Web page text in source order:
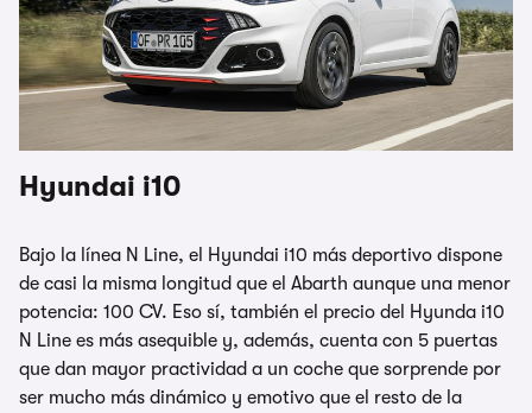
Hyundai i10
Bajo la línea N Line, el Hyundai i10 más deportivo dispone
de casi la misma longitud que el Abarth aunque una menor
potencia: 100 CV. Eso sí, también el precio del Hyunda i10
N Line es más asequible y, además, cuenta con 5 puertas
que dan mayor practividad a un coche que sorprende por
ser mucho más dinámico y emotivo que el resto de la